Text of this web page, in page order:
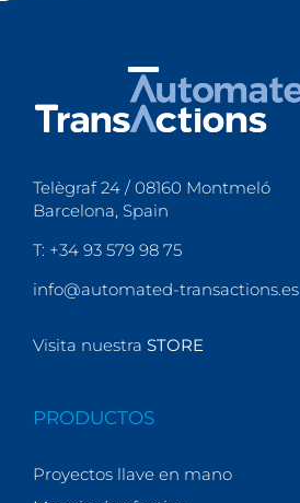
Telègraf 24 / 08160 Montmeló
Barcelona, Spain
T: +34 93 579 98 75
info@automated-transactions.es
Visita nuestra STORE
PRODUCTOS
Proyectos llave en mano